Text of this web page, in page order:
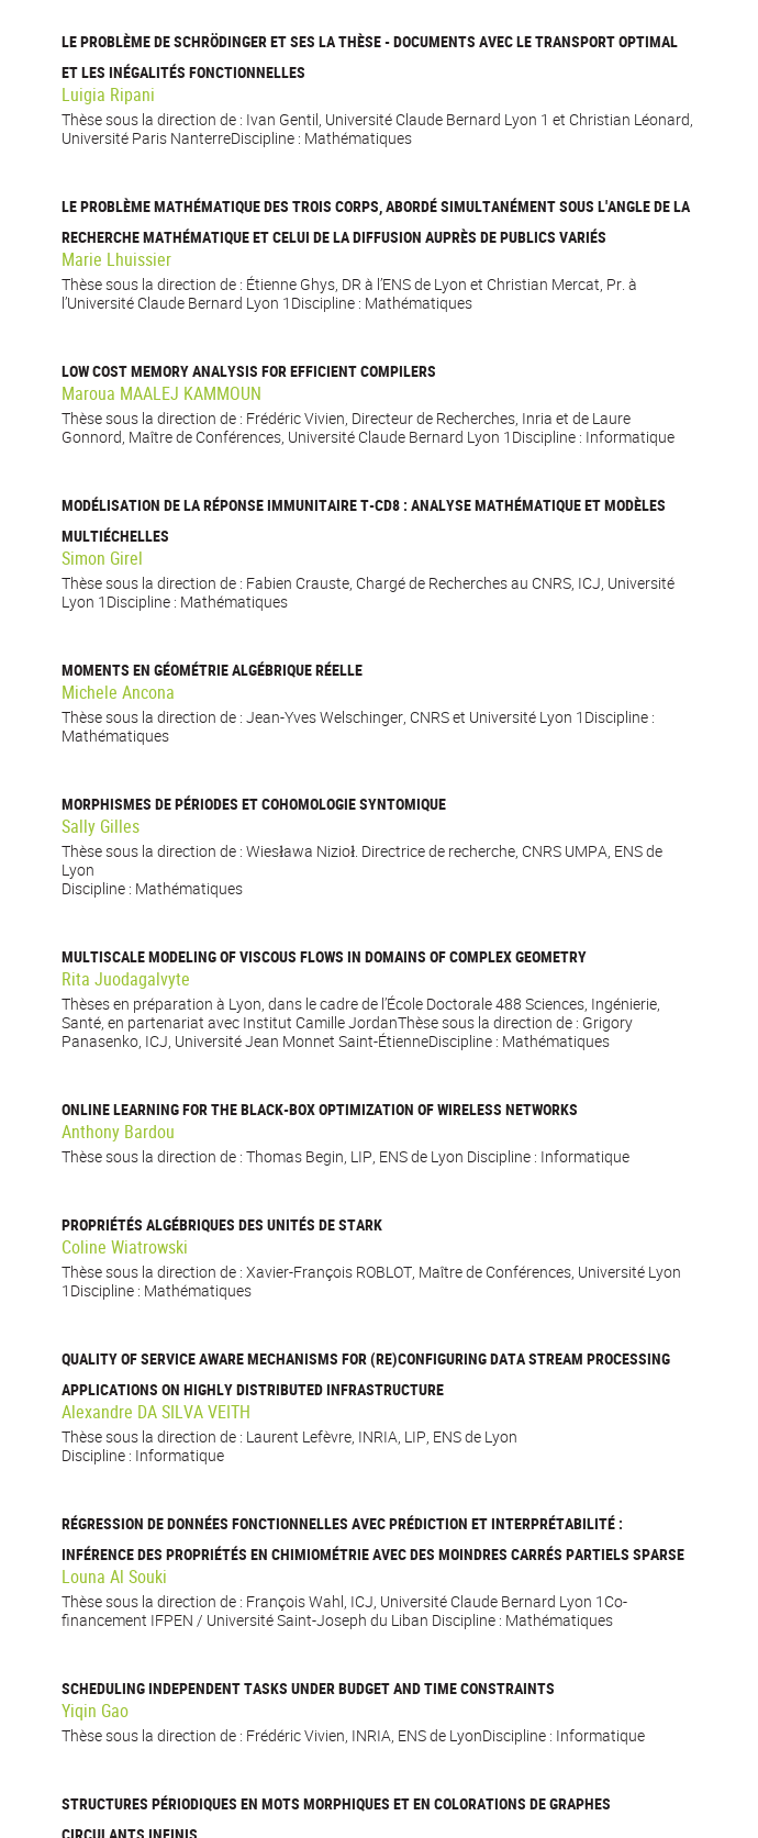
LE PROBLÈME DE SCHRÖDINGER ET SES LA THÈSE - DOCUMENTS AVEC LE TRANSPORT OPTIMAL
ET LES INÉGALITÉS FONCTIONNELLES
Luigia Ripani
Thèse sous la direction de : Ivan Gentil, Université Claude Bernard Lyon 1 et Christian Léonard,
Université Paris NanterreDiscipline : Mathématiques
LE PROBLÈME MATHÉMATIQUE DES TROIS CORPS, ABORDÉ SIMULTANÉMENT SOUS L'ANGLE DE LA
RECHERCHE MATHÉMATIQUE ET CELUI DE LA DIFFUSION AUPRÈS DE PUBLICS VARIÉS
Marie Lhuissier
Thèse sous la direction de : Étienne Ghys, DR à l’ENS de Lyon et Christian Mercat, Pr. à
l’Université Claude Bernard Lyon 1Discipline : Mathématiques
LOW COST MEMORY ANALYSIS FOR EFFICIENT COMPILERS
Maroua MAALEJ KAMMOUN
Thèse sous la direction de : Frédéric Vivien, Directeur de Recherches, Inria et de Laure
Gonnord, Maître de Conférences, Université Claude Bernard Lyon 1Discipline : Informatique
MODÉLISATION DE LA RÉPONSE IMMUNITAIRE T-CD8 : ANALYSE MATHÉMATIQUE ET MODÈLES
MULTIÉCHELLES
Simon Girel
Thèse sous la direction de : Fabien Crauste, Chargé de Recherches au CNRS, ICJ, Université
Lyon 1Discipline : Mathématiques
MOMENTS EN GÉOMÉTRIE ALGÉBRIQUE RÉELLE
Michele Ancona
Thèse sous la direction de : Jean-Yves Welschinger, CNRS et Université Lyon 1Discipline :
Mathématiques
MORPHISMES DE PÉRIODES ET COHOMOLOGIE SYNTOMIQUE
Sally Gilles
Thèse sous la direction de : Wiesława Nizioł. Directrice de recherche, CNRS UMPA, ENS de
Lyon
Discipline : Mathématiques
MULTISCALE MODELING OF VISCOUS FLOWS IN DOMAINS OF COMPLEX GEOMETRY
Rita Juodagalvyte
Thèses en préparation à Lyon, dans le cadre de l’École Doctorale 488 Sciences, Ingénierie,
Santé, en partenariat avec Institut Camille JordanThèse sous la direction de : Grigory
Panasenko, ICJ, Université Jean Monnet Saint-ÉtienneDiscipline : Mathématiques
ONLINE LEARNING FOR THE BLACK-BOX OPTIMIZATION OF WIRELESS NETWORKS
Anthony Bardou
Thèse sous la direction de : Thomas Begin, LIP, ENS de Lyon Discipline : Informatique
PROPRIÉTÉS ALGÉBRIQUES DES UNITÉS DE STARK
Coline Wiatrowski
Thèse sous la direction de : Xavier-François ROBLOT, Maître de Conférences, Université Lyon
1Discipline : Mathématiques
QUALITY OF SERVICE AWARE MECHANISMS FOR (RE)CONFIGURING DATA STREAM PROCESSING
APPLICATIONS ON HIGHLY DISTRIBUTED INFRASTRUCTURE
Alexandre DA SILVA VEITH
Thèse sous la direction de : Laurent Lefèvre, INRIA, LIP, ENS de Lyon
Discipline : Informatique
RÉGRESSION DE DONNÉES FONCTIONNELLES AVEC PRÉDICTION ET INTERPRÉTABILITÉ :
INFÉRENCE DES PROPRIÉTÉS EN CHIMIOMÉTRIE AVEC DES MOINDRES CARRÉS PARTIELS SPARSE
Louna Al Souki
Thèse sous la direction de : François Wahl, ICJ, Université Claude Bernard Lyon 1Co-
financement IFPEN / Université Saint-Joseph du Liban Discipline : Mathématiques
SCHEDULING INDEPENDENT TASKS UNDER BUDGET AND TIME CONSTRAINTS
Yiqin Gao
Thèse sous la direction de : Frédéric Vivien, INRIA, ENS de LyonDiscipline : Informatique
STRUCTURES PÉRIODIQUES EN MOTS MORPHIQUES ET EN COLORATIONS DE GRAPHES